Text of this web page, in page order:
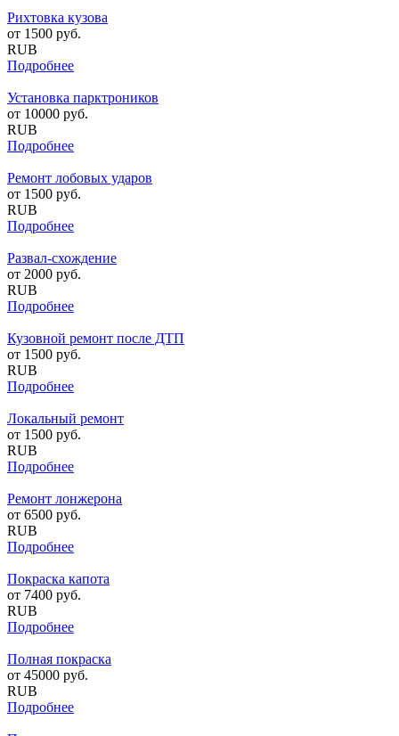
Рихтовка кузова
от 1500 руб.
RUB
Подробнее
Установка парктроников
от 10000 руб.
RUB
Подробнее
Ремонт лобовых ударов
от 1500 руб.
RUB
Подробнее
Развал-схождение
от 2000 руб.
RUB
Подробнее
Кузовной ремонт после ДТП
от 1500 руб.
RUB
Подробнее
Локальный ремонт
от 1500 руб.
RUB
Подробнее
Ремонт лонжерона
от 6500 руб.
RUB
Подробнее
Покраска капота
от 7400 руб.
RUB
Подробнее
Полная покраска
от 45000 руб.
RUB
Подробнее